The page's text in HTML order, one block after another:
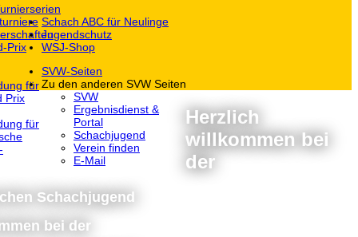
Prix
für
Prix
für
Schach ABC für Neulinge
Jugendschutz
WSJ-Shop
SVW-Seiten
Zu den anderen SVW Seiten
SVW
Ergebnisdienst &
Portal
Schachjugend
Verein finden
E-Mail
Herzlich
willkommen bei
der
Schachjugend
bei der